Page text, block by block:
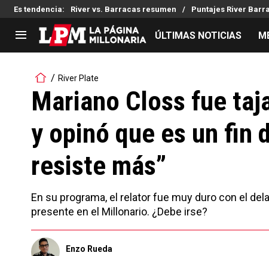
Es tendencia: River vs. Barracas resumen Puntajes River
LIGA PROFESIONAL
Noticias
Tabla de posiciones
Reserva
Copa Sudamericana
Copa Argentina
Selección Argentina
ÚLTIMAS NOTICIAS
River Plate
Mariano Closs fue
y opinó que es un fin
resiste más”
En su programa, el relator fue muy duro con el
presente en el Millonario. ¿Debe irse?
Enzo Rueda